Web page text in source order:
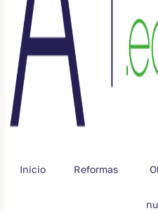
Inicio Reformas